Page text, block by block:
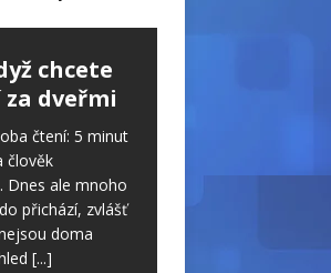
chcete
dveřmi
čtení: 5 minut
člověk
Dnes ale mnoho
přichází, zvlášť
doma
[...]